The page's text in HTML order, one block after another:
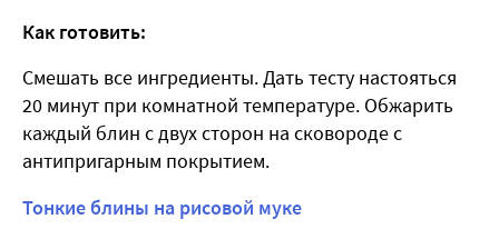
Как готовить:
Смешать все ингредиенты. Дать тесту настояться
20 минут при комнатной температуре. Обжарить
каждый блин с двух сторон на сковороде с
антипригарным покрытием.
Тонкие блины на рисовой муке